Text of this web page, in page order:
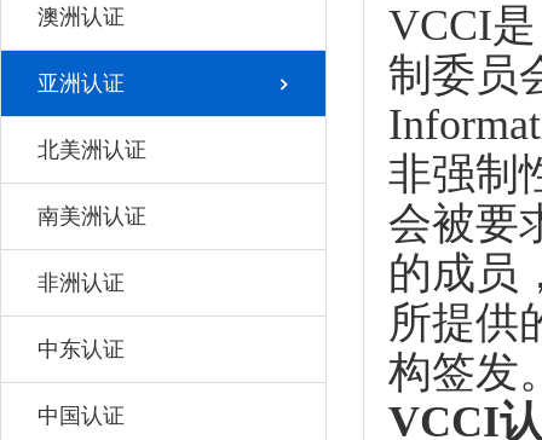
澳洲认证
亚洲认证
北美洲认证
南美洲认证
非洲认证
中东认证
中国认证
VCCI
制委员
非强制
会被要
的成员
所提供
构签发
VCCI